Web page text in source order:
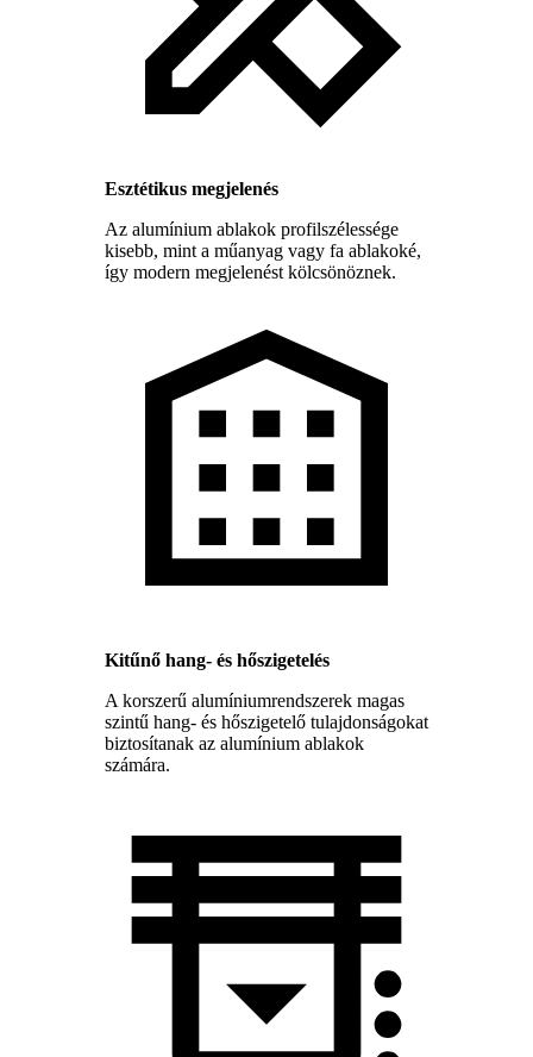
Esztétikus megjelenés
Az alumínium ablakok profilszélessége
kisebb, mint a műanyag vagy fa ablakoké,
így modern megjelenést kölcsönöznek.
Kitűnő hang- és hőszigetelés
A korszerű alumíniumrendszerek magas
szintű hang- és hőszigetelő tulajdonságokat
biztosítanak az alumínium ablakok
számára.